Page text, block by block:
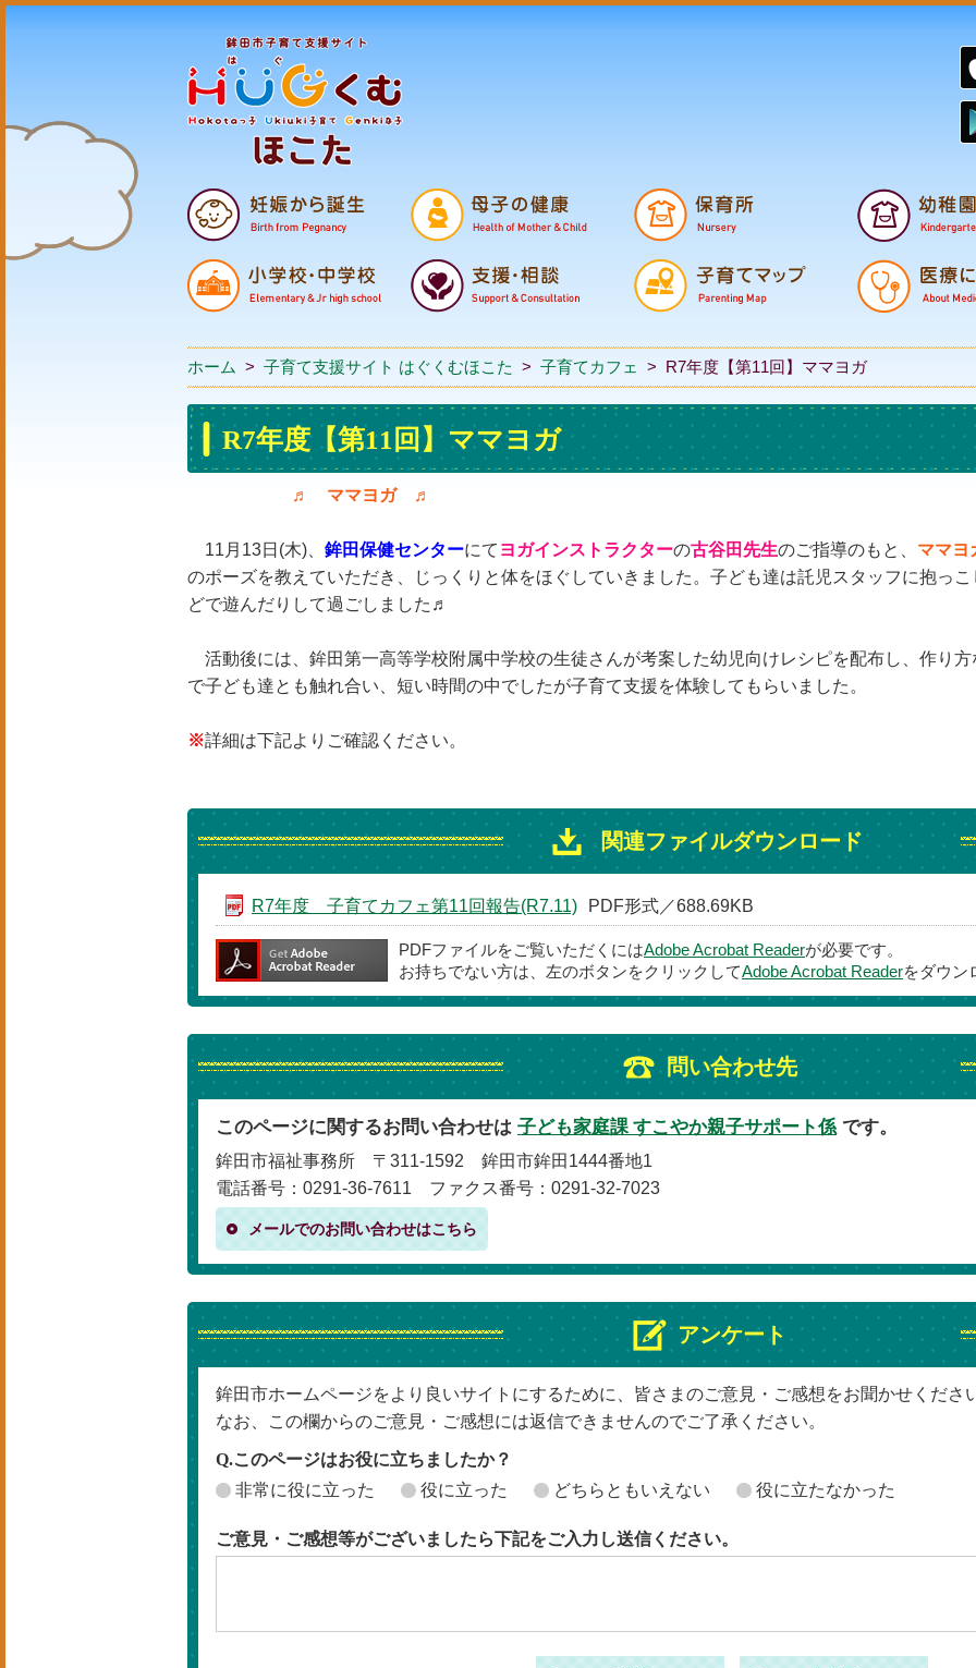
鉾田市子育て支
妊娠から誕生
小学校・中学校
ホーム > 子育て支援サイト はぐくむほこた > 子育てカフェ > R7年度【第11回】ママヨガ
R7年度【第11回】ママヨガ
♬ ママヨガ ♬
11月13日(木)、 鉾田保健センターにて ヨガインストラクターの古谷田先生のご指導のもと、 ママヨ
のポーズを教えていただき、じっくりと体をほぐしていきました。子ども達は託児スタッフに抱っ
どで遊んだりして過ごしました♬
活動後には、鉾田第一高等学校附属中学校の生徒さんが考案した幼児向けレシピを配布し、作り
で子ども達とも触れ合い、短い時間の中でしたが子育て支援を体験してもらいました。
※詳細は下記よりご確認ください。
関連ファイルダウンロード
R7年度 子育てカフェ第11回報告(R7.11) PDF形式／688.69KB
PDFファイルをご覧いただくにはAdobe Acrobat Readerが必要です。
お持ちでない方は、左のボタンをクリックしてAdobe Acrobat Readerをダウン
問い合わせ先
このページに関するお問い合わせは 子ども家庭課 すこやか親子サポート係 です。
鉾田市福祉事務所 〒311-1592 鉾田市鉾田1444番地1
電話番号：0291-36-7611 ファクス番号：0291-32-7023
メールでのお問い合わせはこちら
アンケート
鉾田市ホームページをより良いサイトにするために、皆さまのご意見・ご感想をお聞かせくださ
なお、この欄からのご意見・ご感想には返信できませんのでご了承ください。
Q.このページはお役に立ちましたか？
非常に役に立った
役に立った どちらともいえない 役に立たなかった
ご意見・ご感想等がございましたら下記をご入力し送信ください。